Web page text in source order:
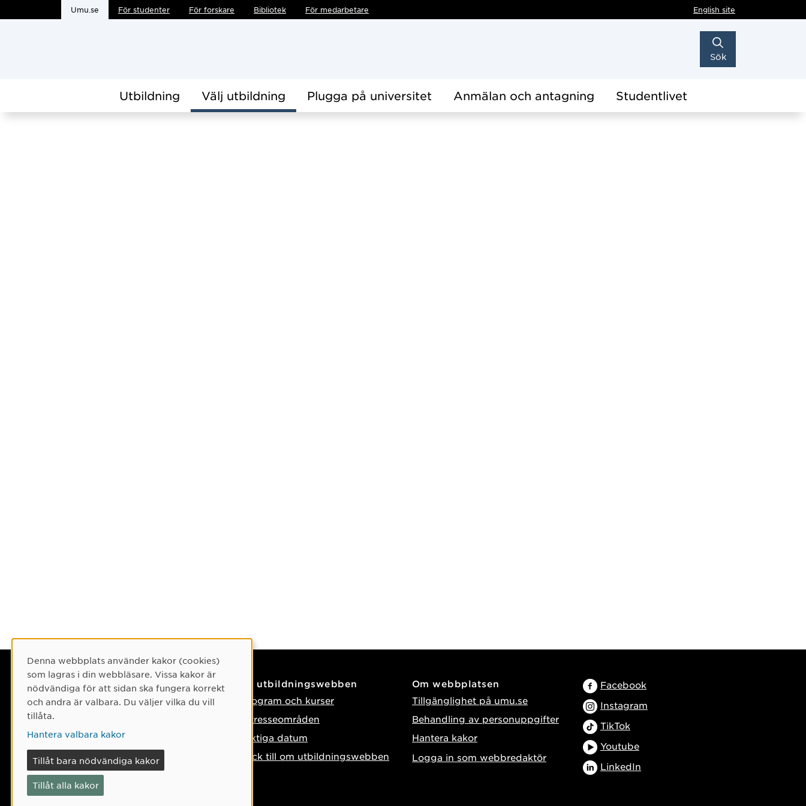
Hoppa direkt till innehållet
Umu.se För studenter För forskare Bibliotek För medarbetare English site
Sök
Utbildning Välj utbildning Plugga på universitet Anmälan och antagning Studentlivet
Kontaktuppgifter
Kontakta oss
Hitta till oss
På utbildningswebben
Program och kurser
Intresseområden
Viktiga datum
Tyck till om utbildningswebben
Om webbplatsen
Tillgänglighet på umu.se
Behandling av personuppgifter
Hantera kakor
Logga in som webbredaktör
Facebook
Instagram
TikTok
Youtube
LinkedIn
Cookie-samtycke
Denna webbplats använder kakor (cookies)
som lagras i din webbläsare. Vissa kakor är
nödvändiga för att sidan ska fungera korrekt
och andra är valbara. Du väljer vilka du vill
tillåta.
Hantera valbara kakor
Tillåt bara nödvändiga kakor
Tillåt alla kakor